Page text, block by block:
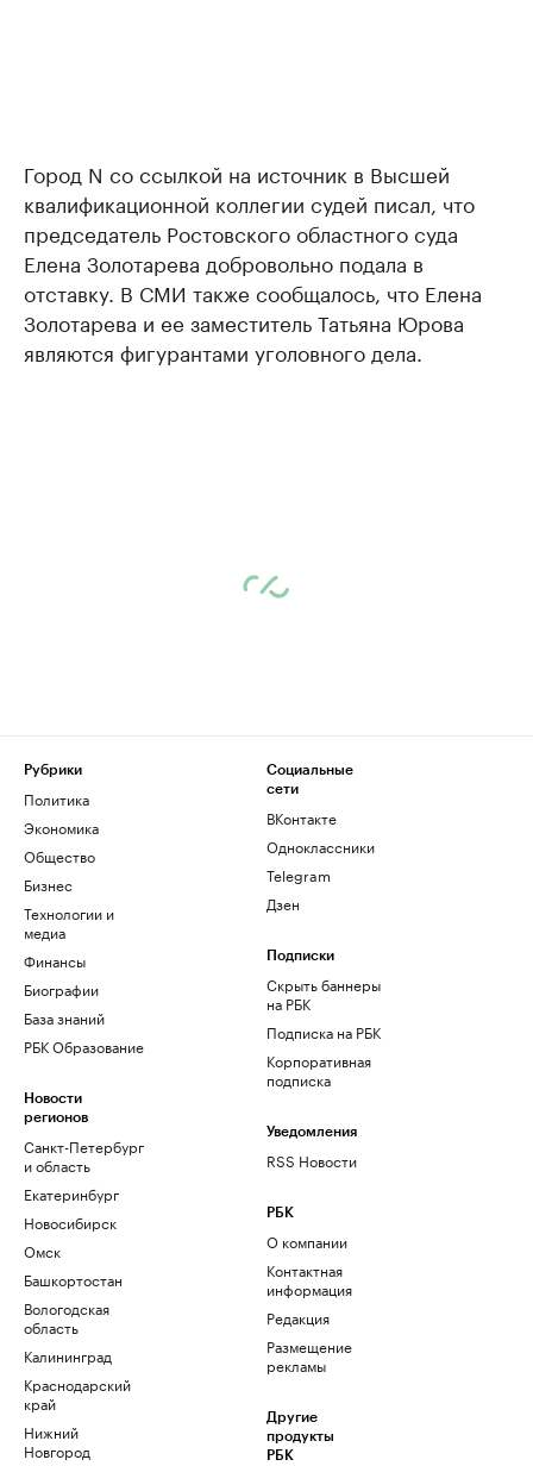
Город N со ссылкой на источник в Высшей
квалификационной коллегии судей писал, что
председатель Ростовского областного суда
Елена Золотарева добровольно подала в
отставку. В СМИ также сообщалось, что Елена
Золотарева и ее заместитель Татьяна Юрова
являются фигурантами уголовного дела.
Рубрики
Политика
Экономика
Общество
Бизнес
Технологии и
медиа
Финансы
Биографии
База знаний
РБК Образование
Новости
регионов
Санкт-Петербург
и область
Екатеринбург
Новосибирск
Омск
Башкортостан
Вологодская
область
Калининград
Краснодарский
край
Нижний
Новгород
Социальные
сети
ВКонтакте
Одноклассники
Telegram
Дзен
Подписки
Скрыть баннеры
на РБК
Подписка на РБК
Корпоративная
подписка
Уведомления
RSS Новости
РБК
О компании
Контактная
информация
Редакция
Размещение
рекламы
Другие
продукты
РБК